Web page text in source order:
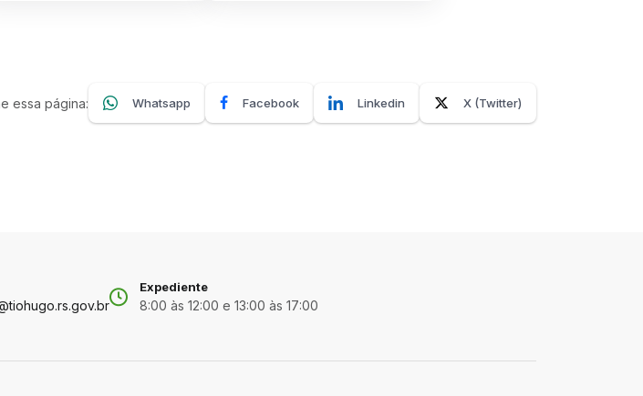
essa página: Whatsapp Facebook Linkedin X (Twitter)
Expediente
8:00 às 12:00 e 13:00 às 17:00